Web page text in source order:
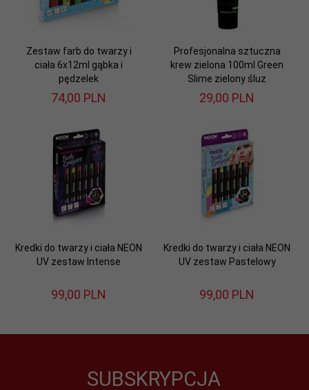
Zestaw farb do twarzy i
ciała 6x12ml gąbka i
pędzelek
74,00 PLN
Profesjonalna sztuczna
krew zielona 100ml Green
Slime zielony śluz
29,00 PLN
Kredki do twarzy i ciała NEON
UV zestaw Intense
99,00 PLN
Kredki do twarzy i ciała NEON
UV zestaw Pastelowy
99,00 PLN
SUBSKRYPCJA